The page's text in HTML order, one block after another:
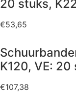
20 stuks,
€53,65
K120, VE: 20
€107,38